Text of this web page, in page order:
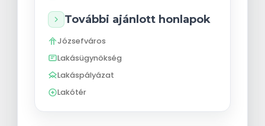
További ajánlott honlapok
Józsefváros
Lakásügynökség
Lakáspályázat
Lakótér